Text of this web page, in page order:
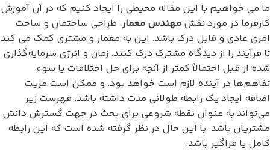
ما می خواهیم با این مقاله محیطی را ایجاد کنیم که در آن آموزش
کارفرما در مورد نقش مهندس معمار، طراحی ساختمان و ساخت
امری عادی و قابل درک باشد. این به معمار و مشتری کمک می کند
تا فرآیند را از دیدگاه مشترک درک کنند. زمان و انرژی سرمایه‌گذاری
شده از قبل احتمالاً کمتر از آنچه برای حل اختلافات یا سوء
تفاهم‌ها در آینده لازم است خواهد بود. و ممکن است مزیت
اضافه ایجاد یک رابطه طولانی مدت داشته باشد. فهرست زیر
می‌تواند به عنوان نقطه شروعی برای بحث در جهت گسترش دانش
مشتریان باشد. با این حال در نظر گرفته شده است که این رابطه
کامل یا فراگیر باشد.